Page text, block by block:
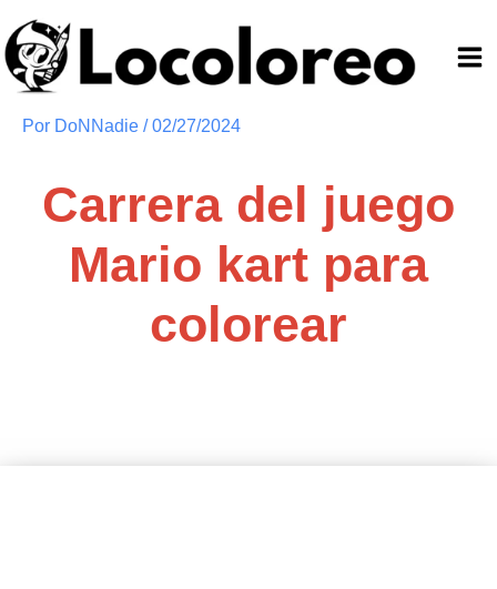
al
contenido
Por DoNNadie /02/27/2024
Carrera del juego
Mario kart para
colorear